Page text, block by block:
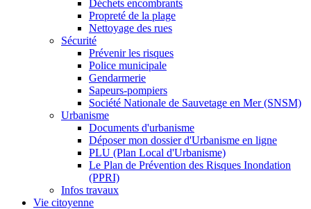
Déchets encombrants
Propreté de la plage
Nettoyage des rues
Sécurité
Prévenir les risques
Police municipale
Gendarmerie
Sapeurs-pompiers
Société Nationale de Sauvetage en Mer (SNSM)
Urbanisme
Documents d'urbanisme
Déposer mon dossier d'Urbanisme en ligne
PLU (Plan Local d'Urbanisme)
Le Plan de Prévention des Risques Inondation
(PPRI)
Infos travaux
Vie citoyenne